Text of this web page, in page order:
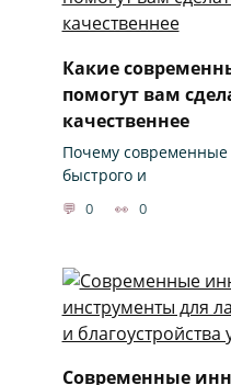
Какие
помогут вам
качественнее
Почему
быстрого и
0 0
Современные